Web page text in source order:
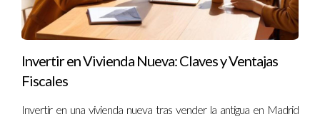
¿Dónde puedo encontrar más información sobre
la declaración de alquileres?
contactar a un asesor fiscal como Iraido Rodriguez para
obtener orientación personalizada sobre tu situación
específica.
Invertir en Vivienda Nueva: Claves y Ventajas
Fiscales
Invertir en una vivienda nueva tras vender la antigua en Madrid